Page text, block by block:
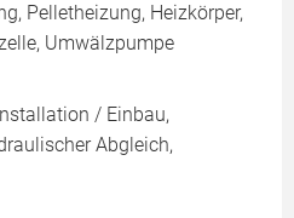
Pelletheizung, Heizkörper,
Umwälzpumpe
/ Einbau,
Abgleich,